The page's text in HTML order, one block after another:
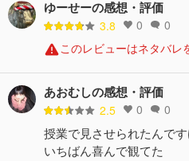
ゆーせーの感想・評価
3.8 0 0
このレビューはネタバレ
あおむしの感想・評価
2.5 0 0
授業で見させられたんで
いちばん喜んで観てた